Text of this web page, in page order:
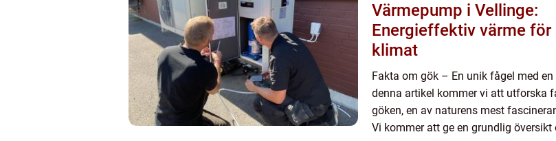
Värmepump i Vellinge:
Energieffektiv värme för
klimat
Fakta om gök – En unik fågel med
denna artikel kommer vi att utforska
göken, en av naturens mest
Vi kommer att ge en grundlig översikt